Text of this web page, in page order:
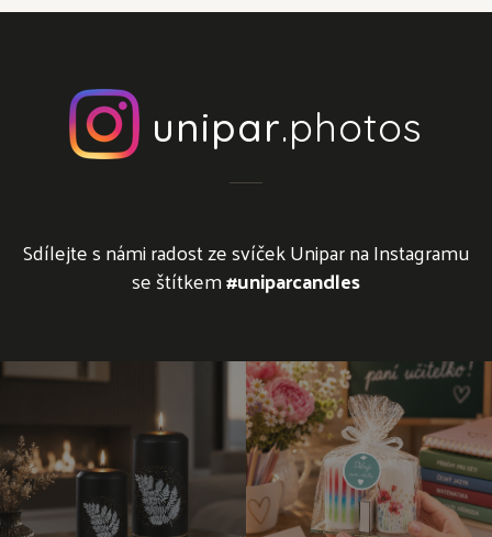
unipar.photos
Sdílejte s námi radost ze svíček Unipar na Instagramu
se štítkem#uniparcandles